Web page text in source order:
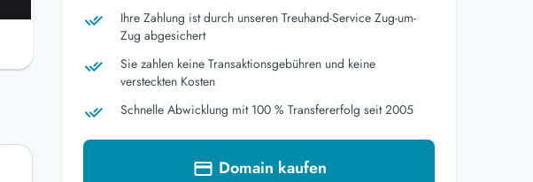
Ihre Zahlung ist durch unseren Treuhand-Service Zug-um-
Zug abgesichert
Sie zahlen keine Transaktionsgebühren und keine
versteckten Kosten
Schnelle Abwicklung mit 100 % Transfererfolg seit 2005
Domain kaufen